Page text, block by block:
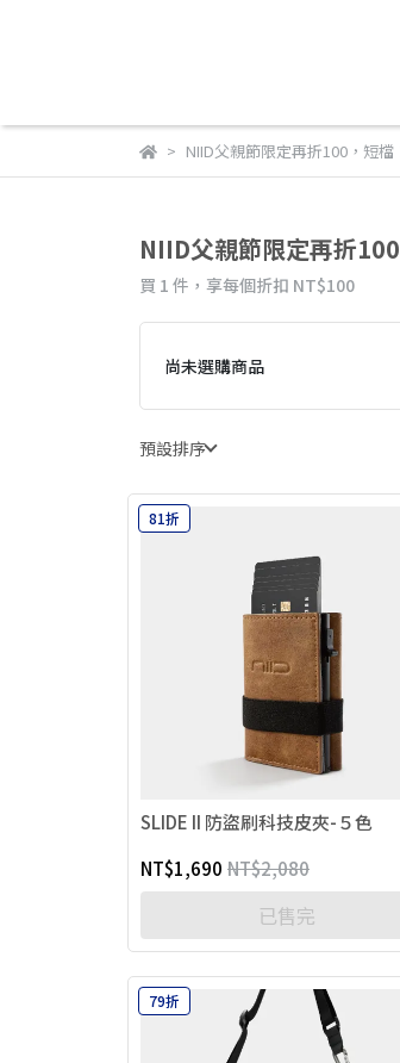
NIID父親節限定再折100，短
NIID父親節限定再折
買 1 件， 享每個折扣 NT$100
尚未選購商品
預設排序
81折
SLIDE II 防盜刷科技皮夾-５色
NT$1,690 NT$2,080
已售完
79折